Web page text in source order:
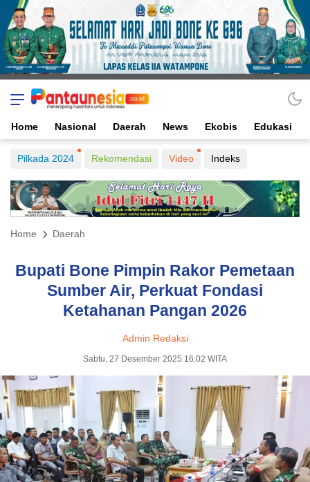
Home Nasional Daerah News Ekobis Edukasi
Pilkada 2024 Rekomendasi Video Indeks
Home Daerah
Bupati Bone Pimpin Rakor Pemetaan
Sumber Air, Perkuat Fondasi
Ketahanan Pangan 2026
Admin Redaksi
Sabtu, 27 Desember 2025 16:02 WITA